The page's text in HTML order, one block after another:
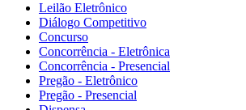
Leilão Eletrônico
Diálogo Competitivo
Concurso
Concorrência - Eletrônica
Concorrência - Presencial
Pregão - Eletrônico
Pregão - Presencial